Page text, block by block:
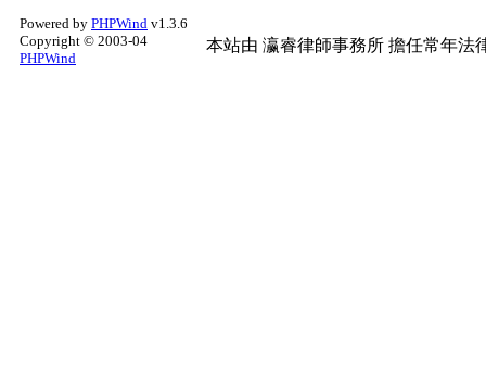
Powered by PHPWind v1.3.6
Copyright © 2003-04
PHPWind
本站由 瀛睿律師事務所 擔任常年法